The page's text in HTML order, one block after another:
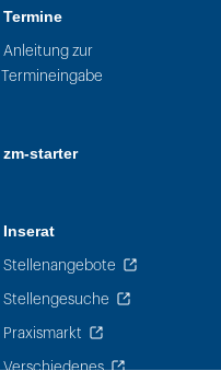
Termine
Anleitung zur
Termineingabe
zm-starter
Inserat
Stellenangebote
Stellengesuche
Praxismarkt
Verschiedenes